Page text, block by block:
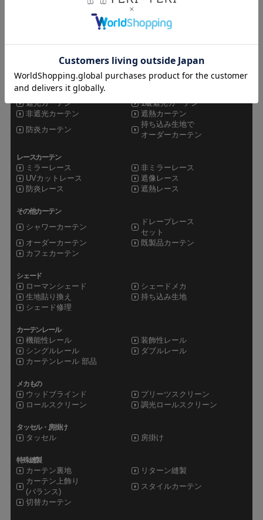
teriteri TOP
CATEGORY
ドレープカーテン
遮光カーテン
1級遮光カーテン
非遮光カーテン
遮熱カーテン
防炎カーテン
持ち込み生地で
オーダーカーテン
レースカーテン
ミラーレース
非ミラーレース
UVカットレース
遮像レース
防炎レース
遮熱レース
その他カーテン
シャワーカーテン
ドレープレース
セット
オーダーカーテン
既製品カーテン
カフェカーテン
シェード
ローマンシェード
シェードメカ
生地貼り換え
持ち込み生地
シェード修理
カーテンレール
機能性レール
装飾性レール
シングルレール
ダブルレール
カーテンレール 部品
メカもの
ウッドブラインド
プリーツスクリーン
ロールスクリーン
調光ロールスクリーン
タッセル・房掛け
タッセル 房掛け
特殊縫製
カーテン裏地
リターン縫製
カーテン上飾り
(バランス)
スタイルカーテン
切替カーテン